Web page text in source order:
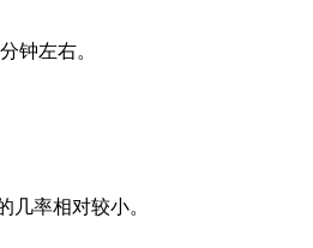
钟左右。
率相对较小。